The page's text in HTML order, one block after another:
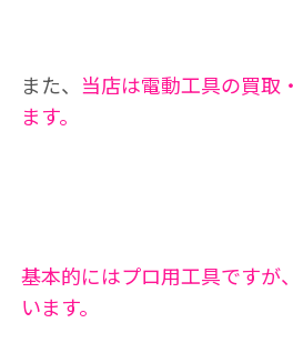
また、 当店は電動工具の買取
ます。
基本的にはプロ用工具ですが
います。